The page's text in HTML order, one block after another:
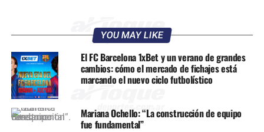
YOU MAY LIKE
El FC Barcelona 1xBet y un verano de grandes
cambios: cómo el mercado de fichajes está
marcando el nuevo ciclo futbolístico
Mariana Ochello: “La construcción de equipo
fue fundamental”